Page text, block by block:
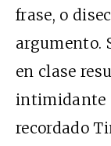
frase, o
argumento.
en clase
intimidante
recordado